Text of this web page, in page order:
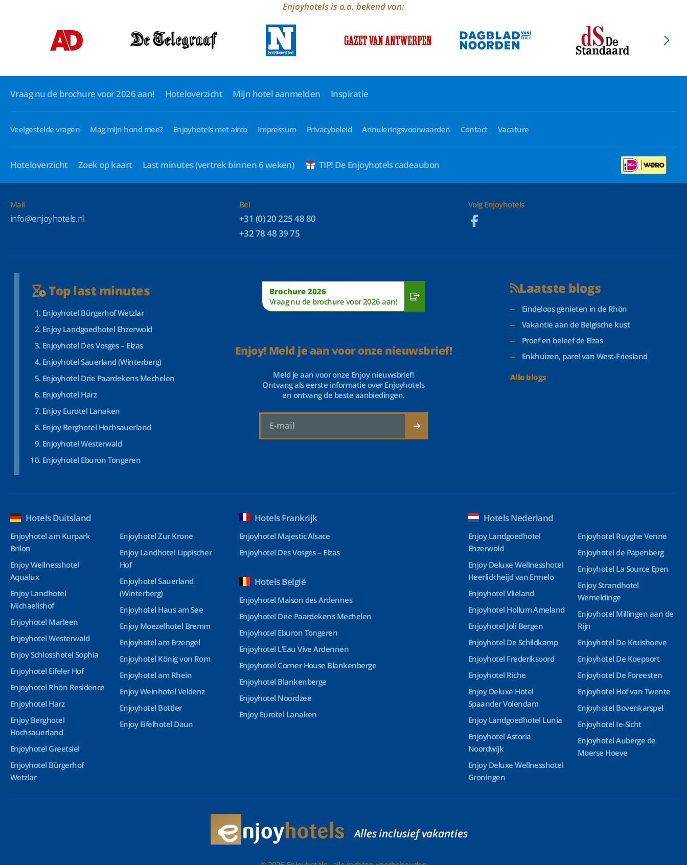
Enjoyhotels is o.a. bekend van:
Vraag nu de brochure voor 2026 aan! Hoteloverzicht Mijn hotel aanmelden Inspiratie
Veelgestelde vragen Mag mijn hond mee? Enjoyhotels met airco Impressum Privacybeleid Annuleringsvoorwaarden Contact Vacature
Hoteloverzicht Zoek op kaart Last minutes(vertrek binnen 6 weken) TIP! De Enjoyhotels cadeaubon
Mail
info@enjoyhotels.nl
Bel
+31 (0) 20 225 48 80
+32 78 48 39 75
Volg Enjoyhotels
Top last minutes
Enjoyhotel Bürgerhof Wetzlar
Enjoy Landgoedhotel Ehzerwold
Enjoyhotel Des Vosges – Elzas
Enjoyhotel Sauerland (Winterberg)
Enjoyhotel Drie Paardekens Mechelen
Enjoyhotel Harz
Enjoy Eurotel Lanaken
Enjoy Berghotel Hochsauerland
Enjoyhotel Westerwald
Enjoyhotel Eburon Tongeren
Brochure 2026
Vraag nu de brochure voor 2026 aan!
Enjoy! Meld je aan voor onze nieuwsbrief!
Meld je aan voor onze Enjoy nieuwsbrief!
Ontvang als eerste informatie over Enjoyhotels
en ontvang de beste aanbiedingen.
Laatste blogs
Eindeloos genieten in de Rhön
Vakantie aan de Belgische kust
Proef en beleef de Elzas
Enkhuizen, parel van West-Friesland
Alle blogs
Hotels Duitsland
Enjoyhotel am Kurpark
Brilon
Enjoy Wellnesshotel
Aqualux
Enjoy Landhotel
Michaelishof
Enjoyhotel Marleen
Enjoyhotel Westerwald
Enjoy Schlosshotel Sophia
Enjoyhotel Eifeler Hof
Enjoyhotel Rhön Residence
Enjoyhotel Harz
Enjoy Berghotel
Hochsauerland
Enjoyhotel Greetsiel
Enjoyhotel Bürgerhof
Wetzlar
Enjoyhotel Zur Krone
Enjoy Landhotel Lippischer
Hof
Enjoyhotel Sauerland
(Winterberg)
Enjoyhotel Haus am See
Enjoy Moezelhotel Bremm
Enjoyhotel am Erzengel
Enjoyhotel König von Rom
Enjoyhotel am Rhein
Enjoy Weinhotel Veldenz
Enjoyhotel Bottler
Enjoy Eifelhotel Daun
Hotels Frankrijk
Enjoyhotel Majestic Alsace
Enjoyhotel Des Vosges – Elzas
Hotels België
Enjoyhotel Maison des Ardennes
Enjoyhotel Drie Paardekens Mechelen
Enjoyhotel Eburon Tongeren
Enjoyhotel L’Eau Vive Ardennen
Enjoyhotel Corner House Blankenberge
Enjoyhotel Blankenberge
Enjoyhotel Noordzee
Enjoy Eurotel Lanaken
Hotels Nederland
Enjoy Landgoedhotel
Ehzerwold
Enjoy Deluxe Wellnesshotel
Heerlickheijd van Ermelo
Enjoyhotel Vlieland
Enjoyhotel Hollum Ameland
Enjoyhotel Joli Bergen
Enjoyhotel De Schildkamp
Enjoyhotel Frederiksoord
Enjoyhotel Riche
Enjoy Deluxe Hotel
Spaander Volendam
Enjoy Landgoedhotel Lunia
Enjoyhotel Astoria
Noordwijk
Enjoy Deluxe Wellnesshotel
Groningen
Enjoyhotel Ruyghe Venne
Enjoyhotel de Papenberg
Enjoyhotel La Source Epen
Enjoy Strandhotel
Wemeldinge
Enjoyhotel Millingen aan de
Rijn
Enjoyhotel De Kruishoeve
Enjoyhotel De Koepoort
Enjoyhotel De Foreesten
Enjoyhotel Hof van Twente
Enjoyhotel Bovenkarspel
Enjoyhotel Ie-Sicht
Enjoyhotel Auberge de
Moerse Hoeve
Alles inclusief vakanties